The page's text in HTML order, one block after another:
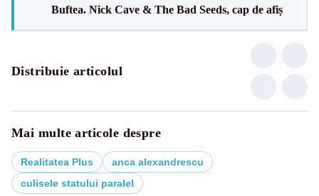
Buftea. Nick Cave & The Bad Seeds, cap de afiș
Distribuie articolul
Mai multe articole despre
Realitatea Plus
anca alexandrescu
culisele statului paralel